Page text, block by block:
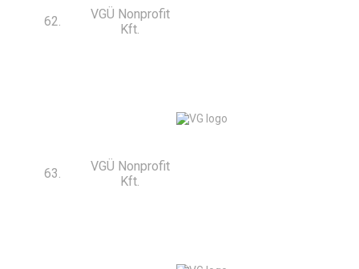
62.
VGÜ Nonprofit
Kft.
63.
VGÜ Nonprofit
Kft.